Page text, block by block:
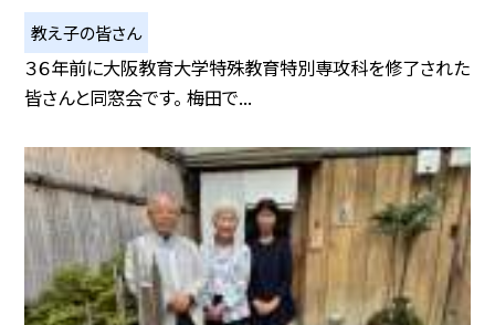
教え子の皆さん
３６年前に大阪教育大学特殊教育特別専攻科を修了された
皆さんと同窓会です。 梅田で...